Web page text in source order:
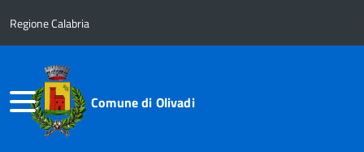
Regione Calabria
Comune di Olivadi